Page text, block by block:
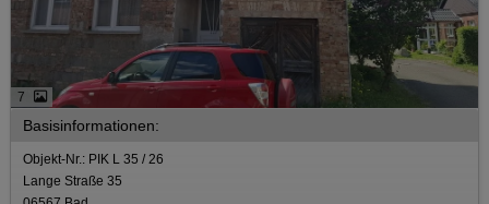
7
Basisinformationen:
Objekt-Nr.: PIK L 35 / 26
Lange Straße 35